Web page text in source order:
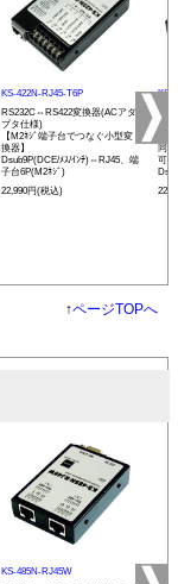
KS-422N-RJ45-T6P
RS232C⇔RS422変換器(ACアダ
プタ仕様)
【M2ﾈｼﾞ端子台でつなぐ小型変
換器】
Dsub9P(DCE/ﾒｽ/ｲﾝﾁ)⇔RJ45、端
子台6P(M2ﾈｼﾞ)
22,990円(税込)
KS-
プ
同
可
↑ページTOPへ
KS-485N-RJ45W